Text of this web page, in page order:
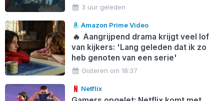
3 uur geleden
Amazon Prime Video
🔥 Aangrijpend drama krijgt veel lof
van kijkers: 'Lang geleden dat ik zo
heb genoten van een serie'
Gisteren om 18:37
Netflix